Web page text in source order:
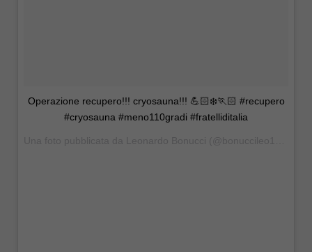
Operazione recupero!!! cryosauna!!! 💪🏻❄️🏃🏻 #recupero
#cryosauna #meno110gradi #fratelliditalia